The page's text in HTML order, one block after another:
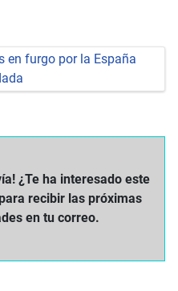
¿Te ha interesado este
para recibir las próximas
en tu correo.